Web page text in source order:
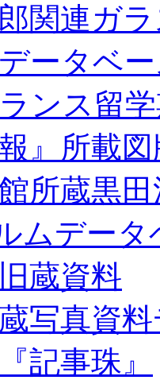
関連ガ
ータベ
ンス留
報』所載
所蔵黒
ムデータ
蔵資料
写真資
記事珠』